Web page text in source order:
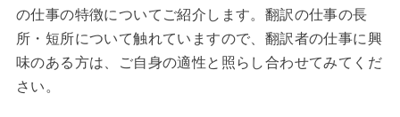
の仕事の特徴についてご紹介します。翻訳の仕事の長
所・短所について触れていますので、翻訳者の仕事に興
味のある方は、ご自身の適性と照らし合わせてみてくだ
さい。